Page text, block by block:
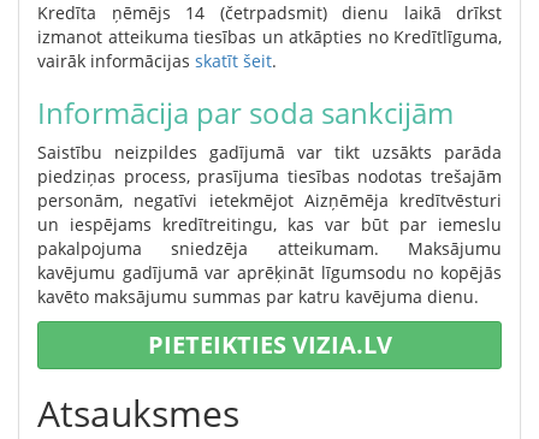
Kredīta ņēmējs 14 (četrpadsmit) dienu laikā drīkst
izmanot atteikuma tiesības un atkāpties no Kredītlīguma,
vairāk informācijas skatīt šeit.
Informācija par soda sankcijām
Saistību neizpildes gadījumā var tikt uzsākts parāda
piedziņas process, prasījuma tiesības nodotas trešajām
personām, negatīvi ietekmējot Aizņēmēja kredītvēsturi
un iespējams kredītreitingu, kas var būt par iemeslu
pakalpojuma sniedzēja atteikumam. Maksājumu
kavējumu gadījumā var aprēķināt līgumsodu no kopējās
kavēto maksājumu summas par katru kavējuma dienu.
PIETEIKTIES VIZIA.LV
Atsauksmes